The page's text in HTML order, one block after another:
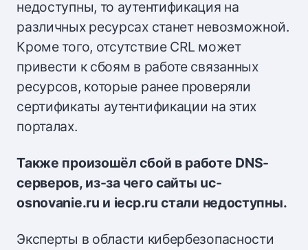
недоступны, то аутентификация на
различных ресурсах станет невозможной.
Кроме того, отсутствие CRL может
привести к сбоям в работе связанных
ресурсов, которые ранее проверяли
сертификаты аутентификации на этих
порталах.
Также произошёл сбой в работе DNS-
серверов, из-за чего сайты uc-
osnovanie.ru и iecp.ru стали недоступны.
Эксперты в области кибербезопасности